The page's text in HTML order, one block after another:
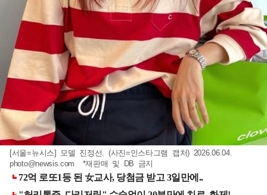
[서울=뉴시스] 모델 진정선. (사진=인스타그램 캡처) 2026.06.04.
photo@newsis.com *재판매 및 DB 금지